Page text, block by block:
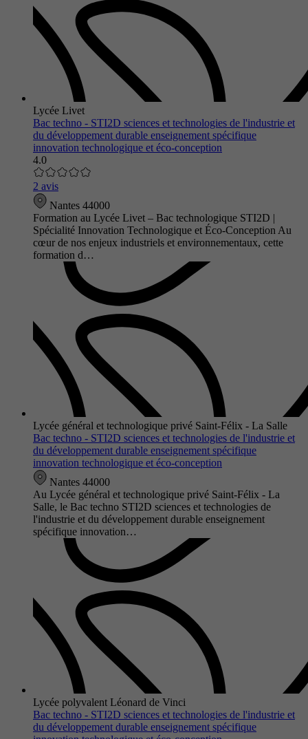
Lycée Livet
Bac techno - STI2D sciences et technologies de l'industrie et
du développement durable enseignement spécifique
innovation technologique et éco-conception
4.0
2 avis
Nantes 44000
Formation au Lycée Livet – Bac technologique STI2D |
Spécialité Innovation Technologique et Éco-Conception Au
cœur de nos enjeux industriels et environnementaux, cette
formation d…
Lycée général et technologique privé Saint-Félix - La Salle
Bac techno - STI2D sciences et technologies de l'industrie et
du développement durable enseignement spécifique
innovation technologique et éco-conception
Nantes 44000
Au Lycée général et technologique privé Saint-Félix - La
Salle, le Bac techno STI2D sciences et technologies de
l'industrie et du développement durable enseignement
spécifique innovation…
Lycée polyvalent Léonard de Vinci
Bac techno - STI2D sciences et technologies de l'industrie et
du développement durable enseignement spécifique